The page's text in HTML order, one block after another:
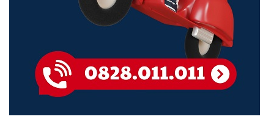
Power Input Method AC input
AC/DC, internal, 120W
Supported Voltage Range 100—240V AC
Management Ethernet AR
Certifications